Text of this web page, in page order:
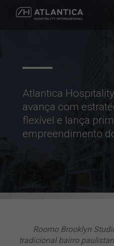
Atlantica
avança com
flexível e lança
empreendimento
Roomo Brooklyn
tradicional bairro